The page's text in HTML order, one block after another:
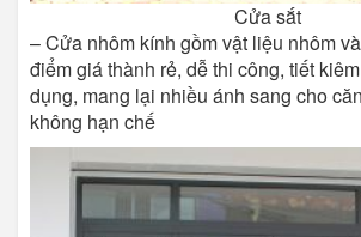
Cửa sắt
– Cửa nhôm kính gồm vật liệu nhôm
điểm giá thành rẻ, dễ thi công, tiết
dụng, mang lại nhiều ánh sang cho
không hạn chế